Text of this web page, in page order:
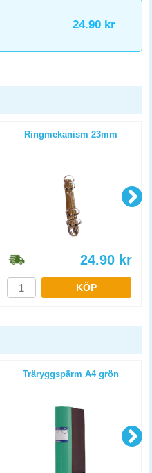
24.90 kr
Ringmekanism 23mm
24.90 kr
KÖP
Träryggspärm A4 grön